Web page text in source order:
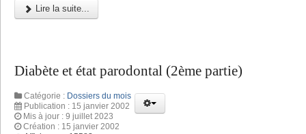
Lire la suite...
Diabète et état parodontal (2ème partie)
Catégorie : Dossiers du mois
Publication : 15 janvier 2002
Mis à jour : 9 juillet 2023
Création : 15 janvier 2002